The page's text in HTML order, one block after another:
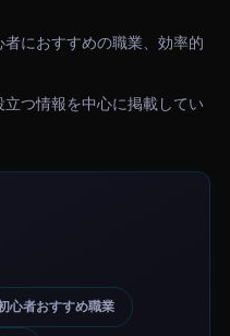
におすすめの職業、効率的
つ情報を中心に掲載してい
心者おすすめ職業